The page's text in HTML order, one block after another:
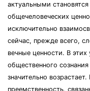
актуальными
общечеловеческих
исключительно
сейчас, прежде всего,
вечные ценности. В
общественного
значительно
преемственность,